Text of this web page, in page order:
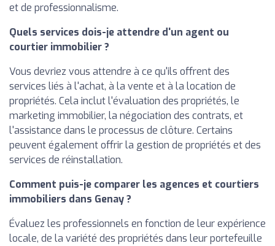
et de professionnalisme.
Quels services dois-je attendre d'un agent ou
courtier immobilier ?
Vous devriez vous attendre à ce qu'ils offrent des
services liés à l'achat, à la vente et à la location de
propriétés. Cela inclut l'évaluation des propriétés, le
marketing immobilier, la négociation des contrats, et
l'assistance dans le processus de clôture. Certains
peuvent également offrir la gestion de propriétés et des
services de réinstallation.
Comment puis-je comparer les agences et courtiers
immobiliers dans Genay ?
Évaluez les professionnels en fonction de leur expérience
locale, de la variété des propriétés dans leur portefeuille